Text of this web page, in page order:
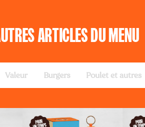
ARTICLES DU MENU
Valeur Burgers Poulet et autres